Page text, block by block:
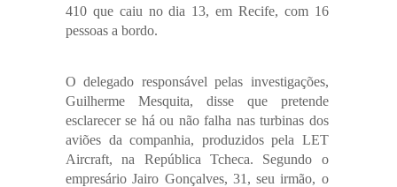
410 que caiu no dia 13, em Recife, com 16
pessoas a bordo.
O delegado responsável pelas investigações,
Guilherme Mesquita, disse que pretende
esclarecer se há ou não falha nas turbinas dos
aviões da companhia, produzidos pela LET
Aircraft, na República Tcheca. Segundo o
empresário Jairo Gonçalves, 31, seu irmão, o